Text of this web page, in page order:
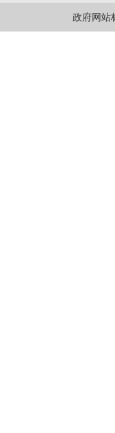
政府网站